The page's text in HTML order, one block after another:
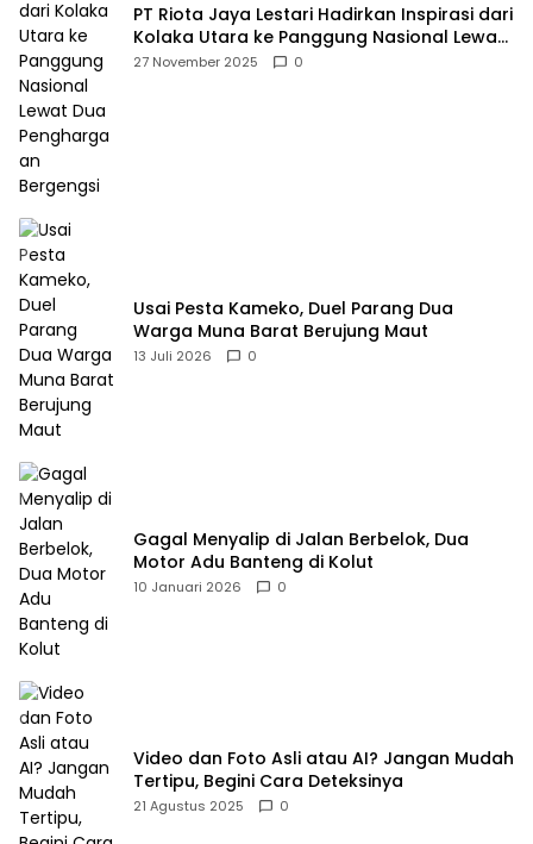
PT Riota Jaya Lestari Hadirkan Inspirasi dari
Kolaka Utara ke Panggung Nasional Lewat
Dua Penghargaan Bergengsi
27 November 2025 0
Usai Pesta Kameko, Duel Parang Dua
Warga Muna Barat Berujung Maut
13 Juli 2026 0
Gagal Menyalip di Jalan Berbelok, Dua
Motor Adu Banteng di Kolut
10 Januari 2026 0
Video dan Foto Asli atau AI? Jangan Mudah
Tertipu, Begini Cara Deteksinya
21 Agustus 2025 0